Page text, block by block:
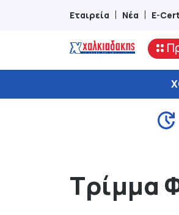
Εταιρεία Νέα E-Cert
Τρίμμα